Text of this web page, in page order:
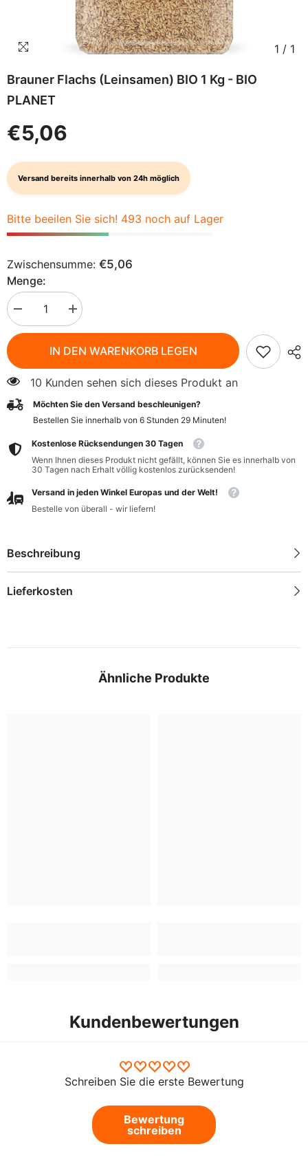
1 / 1
Brauner Flachs (Leinsamen) BIO 1 Kg - BIO
PLANET
€5,06
Versand bereits innerhalb von 24h möglich
Bitte beeilen Sie sich! 493 noch auf Lager
Zwischensumme: €5,06
Menge:
verringern
für
(Leinsamen)
BIO
1
kg
-
Menge
erhöhen
für
Brauner
Flachs
1
-
BIO
PLANET
IN DEN WARENKORB LEGEN
10 Kunden sehen sich dieses Produkt an
Möchten Sie den Versand beschleunigen?
Bestellen Sie innerhalb von 6 Stunden 29 Minuten!
Kostenlose Rücksendungen 30 Tagen
Wenn Ihnen dieses Produkt nicht gefällt, können Sie es innerhalb von
30 Tagen nach Erhalt völlig kostenlos zurücksenden!
Versand in jeden Winkel Europas und der Welt!
Bestelle von überall - wir liefern!
Beschreibung
Lieferkosten
Ähnliche Produkte
Kundenbewertungen
Schreiben Sie die erste Bewertung
Bewertung
schreiben